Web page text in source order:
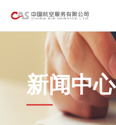
新闻中心